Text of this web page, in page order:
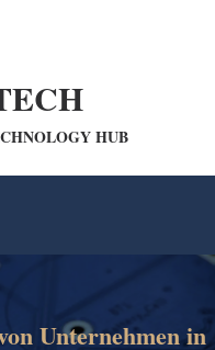
HUB
Unternehmen in